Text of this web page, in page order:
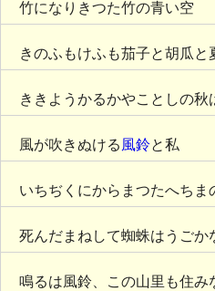
竹になりきつた竹の青い空
きのふもけふも茄子と胡瓜と
ききようかるかやことしの秋
風が吹きぬける 風鈴と私
いちぢくにからまつたへちま
死んだまねして蜘蛛はうごか
鳴るは風鈴、この山里も住み